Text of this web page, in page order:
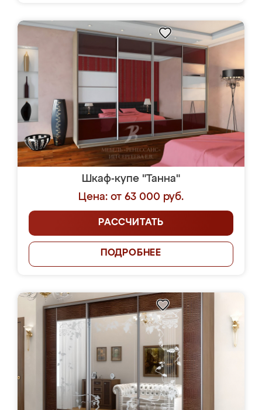
Шкаф-купе "Танна"
Цена: от 63 000 руб.
РАССЧИТАТЬ
ПОДРОБНЕЕ